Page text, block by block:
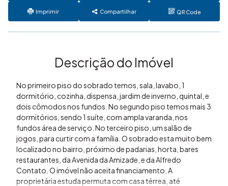
Imprimir Compartilhar QR Code
Descrição do Imóvel
No primeiro piso do sobrado temos, sala, lavabo, 1
dormitório, cozinha, dispensa, jardim de inverno, quintal, e
dois cômodos nos fundos. No segundo piso temos mais 3
dormitórios, sendo 1 suíte, com ampla varanda, nos
fundos área de serviço. No terceiro piso, um salão de
jogos, para curtir com a família. O sobrado esta muito bem
localizado no bairro, próximo de padarias, horta, bares
restaurantes, da Avenida da Amizade, e da Alfredo
Contato. O imóvel não aceita financiamento. A
proprietária estuda permuta com casa térrea, até